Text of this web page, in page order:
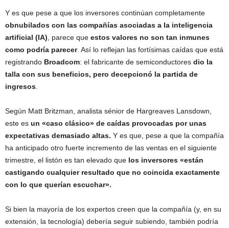
Y es que pese a que los inversores continúan completamente
obnubilados con las compañías asociadas a la inteligencia
artificial (IA) , parece que estos valores no son tan inmunes
como podría parecer. Así lo reflejan las fortísimas caídas que está
registrando Broadcom: el fabricante de semiconductores dio la
talla con sus beneficios, pero decepcionó la partida de
ingresos
Según Matt Britzman, analista sénior de Hargreaves Lansdown,
este es un «caso clásico» de caídas provocadas por unas
expectativas demasiado altas. Y es que, pese a que la compañía
ha anticipado otro fuerte incremento de las ventas en el siguiente
trimestre, el listón es tan elevado que los inversores «están
castigando cualquier resultado que no coincida exactamente
con lo que querían escuchar».
Si bien la mayoría de los expertos creen que la compañía (y, en su
extensión, la tecnología) debería seguir subiendo, también podría